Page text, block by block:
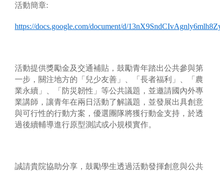
活動簡章:
https://docs.google.com/document/d/
活動提供獎勵金及交通補貼，鼓勵青年踏出公共參與第
一步，關注地方的「兒少友善」、「長者福利」、「農
業永續」、「防災韌性」等公共議題，並邀請國內外專
業講師，讓青年在兩日活動了解議題，並發展出具創意
與可行性的行動方案，優選團隊將獲行動金支持，於透
過後續輔導進行原型測試或小規模實作。
誠請貴院協助分享，鼓勵學生透過活動發揮創意與公共